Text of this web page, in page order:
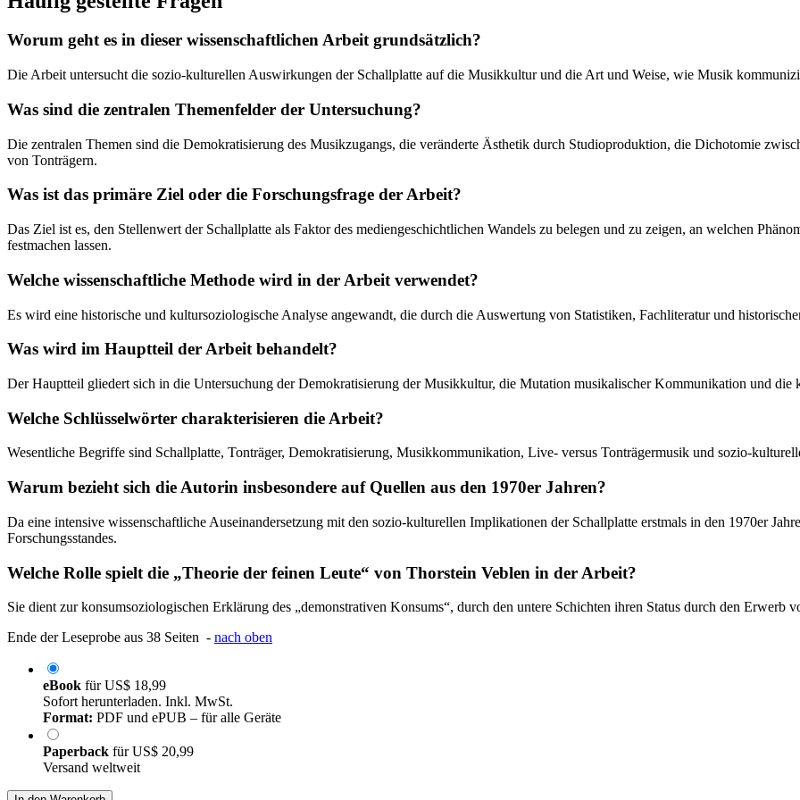
Worum geht es in dieser wissenschaftlichen Arbeit grundsätzlich?
Die Arbeit untersucht die sozio-kulturellen Auswirkungen der Schallplatte auf die Musikkultur und die Art und Weise, wie Musik
Was sind die zentralen Themenfelder der Untersuchung?
Die zentralen Themen sind die Demokratisierung des Musikzugangs, die veränderte Ästhetik durch Studioproduktion, die Dichotomie
von Tonträgern.
Was ist das primäre Ziel oder die Forschungsfrage der Arbeit?
Das Ziel ist es, den Stellenwert der Schallplatte als Faktor des mediengeschichtlichen Wandels zu belegen und zu zeigen, an welchen
festmachen lassen.
Welche wissenschaftliche Methode wird in der Arbeit verwendet?
Es wird eine historische und kultursoziologische Analyse angewandt, die durch die Auswertung von Statistiken, Fachliteratur und
Was wird im Hauptteil der Arbeit behandelt?
Der Hauptteil gliedert sich in die Untersuchung der Demokratisierung der Musikkultur, die Mutation musikalischer Kommunikation und
Welche Schlüsselwörter charakterisieren die Arbeit?
Wesentliche Begriffe sind Schallplatte, Tonträger, Demokratisierung, Musikkommunikation, Live- versus Tonträgermusik und sozio-
Warum bezieht sich die Autorin insbesondere auf Quellen aus den 1970er Jahren?
Da eine intensive wissenschaftliche Auseinandersetzung mit den sozio-kulturellen Implikationen der Schallplatte erstmals in den 1970er
Forschungsstandes.
Welche Rolle spielt die „Theorie der feinen Leute“ von Thorstein Veblen in der Arbeit?
Sie dient zur konsumsoziologischen Erklärung des „demonstrativen Konsums“, durch den untere Schichten ihren Status durch den Erwerb
Ende der Leseprobe aus 38 Seiten - nach oben
eBook fürUS$ 18,99
Sofort herunterladen. Inkl. MwSt.
Format: PDF und ePUB – für alle Geräte
Paperback fürUS$ 20,99
Versand weltweit